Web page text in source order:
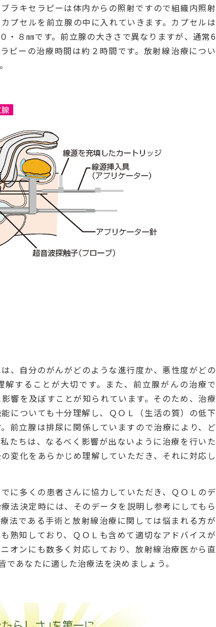
ラキセラピーは体内からの照射ですので組織内照射
プセルを前立腺の中に入れていきます。カプセルは
・８㎜です。前立腺の大きさで異なりますが、通常6
ピーの治療時間は約２時間です。放射線治療につい
、自分のがんがどのような進行度か、悪性度がどの
することが大切です。また、前立腺がんの治療で
響を及ぼすことが知られています。そのため、治療
についても十分理解し、ＱＯＬ（生活の質）の低下
前立腺は排尿に関係していますので治療により、ど
たちは、なるべく影響が出ないように治療を行いた
変化をあらかじめ理解していただき、それに対応し
に多くの患者さんに協力していただき、ＱＯＬのデ
法決定時には、そのデータを説明し参考にしてもら
法である手術と放射線治療に関しては悩まれる方が
熟知しており、ＱＯＬも含めて適切なアドバイスが
オンにも数多く対応しており、放射線治療医から直
あなたに適した治療法を決めましょう。